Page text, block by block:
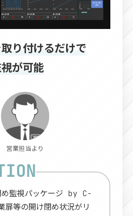
り付けるだけで
が可能
営業担当より
め監視パッケージ by C-
扉等の開け閉め状況がリ